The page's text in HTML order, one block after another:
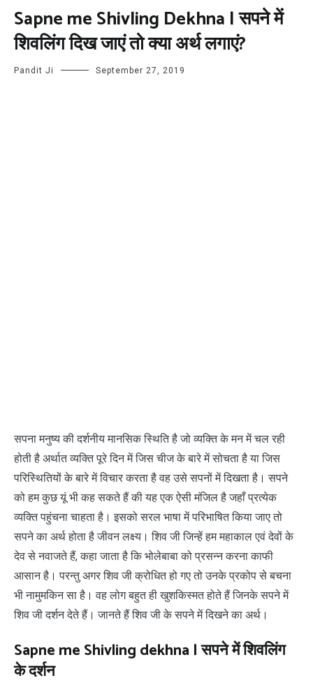
Sapne me Shivling Dekhna | सपने में
शिवलिंग दिख जाएं तो क्या अर्थ लगाएं?
Pandit Ji September 27, 2019
सपना मनुष्य की दर्शनीय मानसिक स्थिति है जो व्यक्ति के मन में चल रही
होती है अर्थात व्यक्ति पूरे दिन में जिस चीज के बारे में सोचता है या जिस
परिस्थितियों के बारे में विचार करता है वह उसे सपनों में दिखता है। सपने
को हम कुछ यूं भी कह सकते हैं की यह एक ऐसी मंजिल है जहाँ प्रत्येक
व्यक्ति पहुंचना चाहता है। इसको सरल भाषा में परिभाषित किया जाए तो
सपने का अर्थ होता है जीवन लक्ष्य। शिव जी जिन्हें हम महाकाल एवं देवों के
देव से नवाजते हैं, कहा जाता है कि भोलेबाबा को प्रसन्न करना काफी
आसान है। परन्तु अगर शिव जी क्रोधित हो गए तो उनके प्रकोप से बचना
भी नामुमकिन सा है। वह लोग बहुत ही खुशकिस्मत होते हैं जिनके सपने में
शिव जी दर्शन देते हैं। जानते हैं शिव जी के सपने में दिखने का अर्थ।
Sapne me Shivling dekhna | सपने में शिवलिंग
के दर्शन